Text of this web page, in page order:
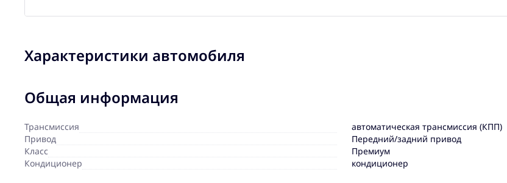
Характеристики автомобиля
Общая информация
Трансмиссия
автоматическая трансмиссия (КПП)
Привод
Передний/задний привод
Класс
Премиум
Кондиционер
кондиционер